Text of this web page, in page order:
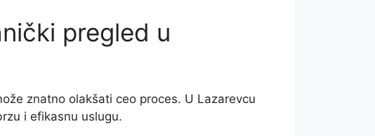
pregled u
znatno olakšati ceo proces. U Lazarevcu
i efikasnu uslugu.